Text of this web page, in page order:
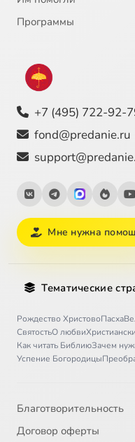
Программы
+7 (495) 722-92-
fond@predanie.ru
Мне нужна
Тематические
Рождество ХристовоПасха
СвятостьО любви
Как читать БиблиюЗачем
Успение Богородицы
Благотворительность
Договор оферты